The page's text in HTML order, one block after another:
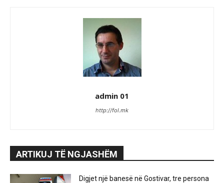
admin 01
http://fol.mk
ARTIKUJ TË NGJASHËM
Digjet një banesë në Gostivar, tre persona